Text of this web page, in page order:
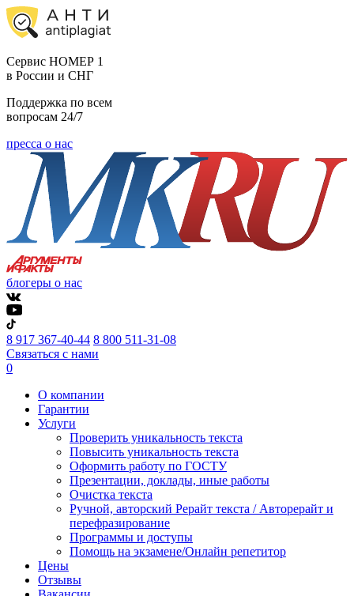
Cервис НОМЕР 1
в России и СНГ
Поддержка по всем
вопросам 24/7
пресса о нас
блогеры о нас
8 917 367-40-44 8 800 511-31-08
Связаться с нами
0
О компании
Гарантии
Услуги
Проверить уникальность текста
Повысить уникальность текста
Оформить работу по ГОСТУ
Презентации, доклады, иные работы
Очистка текста
Ручной, авторский Рерайт текста / Авторерайт и
перефразирование
Программы и доступы
Помощь на экзамене/Онлайн репетитор
Цены
Отзывы